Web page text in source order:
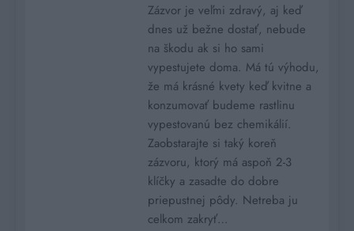
Zázvor je veľmi zdravý, aj keď
dnes už bežne dostať, nebude
na škodu ak si ho sami
vypestujete doma. Má tú výhodu,
že má krásné kvety keď kvitne a
konzumovať budeme rastlinu
vypestovanú bez chemikálií.
Zaobstarajte si taký koreň
zázvoru, ktorý má aspoň 2-3
klíčky a zasadte do dobre
priepustnej pôdy. Netreba ju
celkom zakryť…